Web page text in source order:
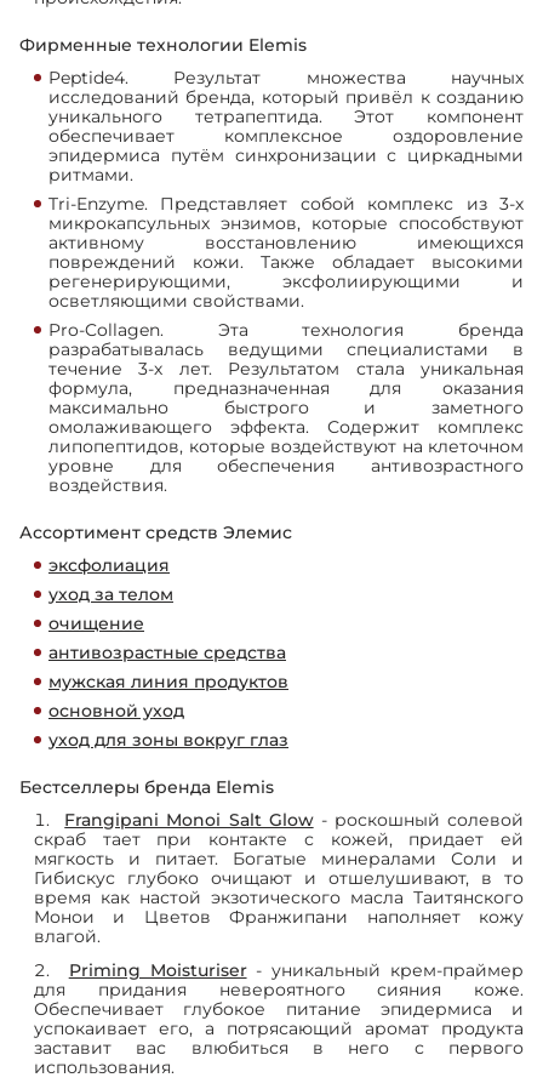
Фирменные технологии Elemis
Peptide4. Результат множества научных
исследований бренда, который привёл к созданию
уникального тетрапептида. Этот компонент
обеспечивает комплексное оздоровление
эпидермиса путём синхронизации с циркадными
ритмами.
Tri-Enzyme. Представляет собой комплекс из 3-х
микрокапсульных энзимов, которые способствуют
активному восстановлению имеющихся
повреждений кожи. Также обладает высокими
регенерирующими, эксфолиирующими и
осветляющими свойствами.
Pro-Collagen. Эта технология бренда
разрабатывалась ведущими специалистами в
течение 3-х лет. Результатом стала уникальная
формула, предназначенная для оказания
максимально быстрого и заметного
омолаживающего эффекта. Содержит комплекс
липопептидов, которые воздействуют на клеточном
уровне для обеспечения антивозрастного
воздействия.
Ассортимент средств Элемис
эксфолиация
уход за телом
очищение
антивозрастные средства
мужская линия продуктов
основной уход
уход для зоны вокруг глаз
Бестселлеры бренда Elemis
Frangipani Monoi Salt Glow- роскошный солевой
скраб тает при контакте с кожей, придает ей
мягкость и питает. Богатые минералами Соли и
Гибискус глубоко очищают и отшелушивают, в то
время как настой экзотического масла Таитянского
Монои и Цветов Франжипани наполняет кожу
влагой.
Priming Moisturiser- уникальный крем-праймер
для придания невероятного сияния коже.
Обеспечивает глубокое питание эпидермиса и
успокаивает его, а потрясающий аромат продукта
заставит вас влюбиться в него с первого
использования.